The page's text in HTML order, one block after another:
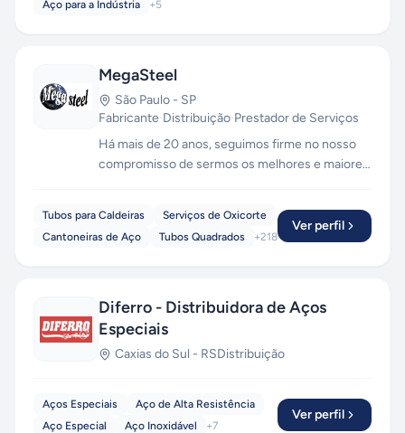
Aço para a Indústria +5
MegaSteel
São Paulo - SP
Fabricante·Distribuição·Prestador de Serviços
Há mais de 20 anos, seguimos firme no nosso
compromisso de sermos os melhores e maiores
treinados para um atendimento personalizado,
que supra as necessidades de cada cliente,
Tubos para Caldeiras
Serviços de Oxicorte
Cantoneiras de Aço
Tubos Quadrados +218
Ver perfil
Diferro - Distribuidora de Aços
Especiais
Caxias do Sul - RSDistribuição
Aços Especiais
Aço de Alta Resistência
Aço Especial
Aço Inoxidável +7
Ver perfil